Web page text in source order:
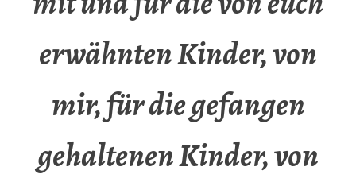
erwähnten Kinder, von
mir, für die gefangen
gehaltenen Kinder, von